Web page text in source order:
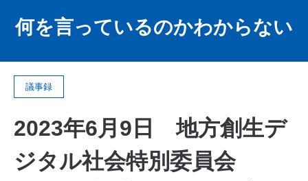
何を言っているのかわからない
議事録
2023年6月9日 地方創生デ
ジタル社会特別委員会